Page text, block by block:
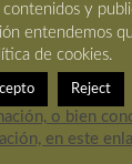
y
entendemos
de cookies.
Reject
o bien
en este